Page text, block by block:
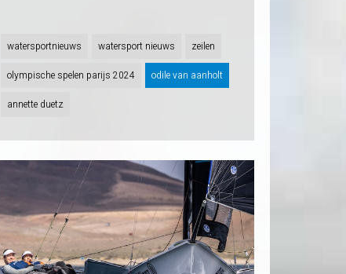
watersportnieuws watersport nieuws zeilen
olympische spelen parijs 2024 odile van aanholt
annette duetz